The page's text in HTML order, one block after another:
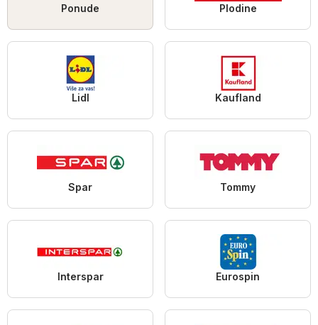
Ponude Plodine
Lidl Kaufland
Spar Tommy
Interspar Eurospin